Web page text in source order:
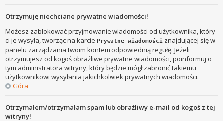
Otrzymuję niechciane prywatne wiadomości!
Możesz zablokować przyjmowanie wiadomości od użytkownika, który
ci je wysyła, tworząc na karciePrywatne wiadomości znajdującej się w
panelu zarządzania twoim kontem odpowiednią regułę. Jeżeli
otrzymujesz od kogoś obraźliwe prywatne wiadomości, poinformuj o
tym administratora witryny, który będzie mógł zabronić takiemu
użytkownikowi wysyłania jakichkolwiek prywatnych wiadomości.
Góra
Otrzymałem/otrzymałam spam lub obraźliwy e-mail od kogoś z tej
witryny!